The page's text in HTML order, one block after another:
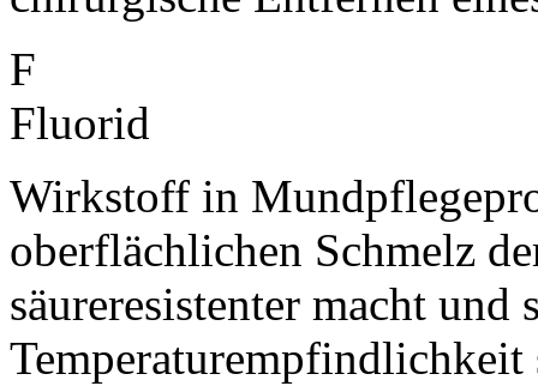
F
Fluorid
Wirkstoff in
oberflächlichen Schmelz
säureresistenter macht und
Temperaturempfindlichkeit